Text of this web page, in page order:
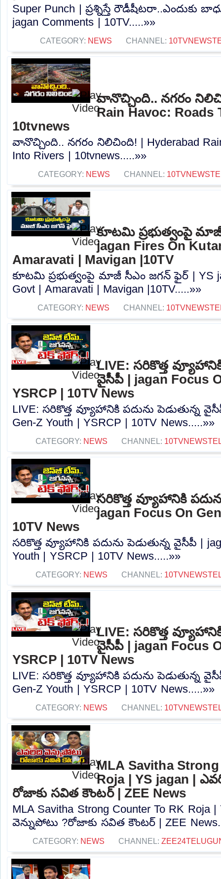
Super Punch | ప్రశ్నిస్తే రౌడీషీటరా..ఎందుకు
jagan Comments | 10TV.....»»
CATEGORY: NEWS CHANNEL:
వానొచ్చింది.. నగరం
Rain Havoc: Roads
10tvnews
వానొచ్చింది.. నగరం నిలిచింది! | Hyderabad
Into Rivers | 10tvnews.....»»
CATEGORY: NEWS CHANNEL:
కూటమి ప్రభుత్వంపై
jagan Fires On
Amaravati | Mavigan |10TV
కూటమి ప్రభుత్వంపై మాజీ సీఎం జగన్ ఫైర్ | YS
Govt | Amaravati | Mavigan |10TV.....»»
CATEGORY: NEWS CHANNEL:
LIVE: సరికొత్త
వైసీపీ | jagan Focus
YSRCP | 10TV News
LIVE: సరికొత్త వ్యూహానికి పదును పెడుతున్న
Gen-Z Youth | YSRCP | 10TV News.....»»
CATEGORY: NEWS CHANNEL:
సరికొత్త వ్యూహానికి
jagan Focus On
10TV News
సరికొత్త వ్యూహానికి పదును పెడుతున్న వైసీపీ |
Youth | YSRCP | 10TV News.....»»
CATEGORY: NEWS CHANNEL:
LIVE: సరికొత్త
వైసీపీ | jagan Focus
YSRCP | 10TV News
LIVE: సరికొత్త వ్యూహానికి పదును పెడుతున్న
Gen-Z Youth | YSRCP | 10TV News.....»»
CATEGORY: NEWS CHANNEL:
MLA Savitha
Roja | YS jagan |
రోజాకు సవిత కౌంటర్‌ | ZEE News
MLA Savitha Strong Counter To RK Roja
వెన్నుపోటు ?రోజాకు సవిత కౌంటర్‌ | ZEE
CATEGORY: NEWS CHANNEL: